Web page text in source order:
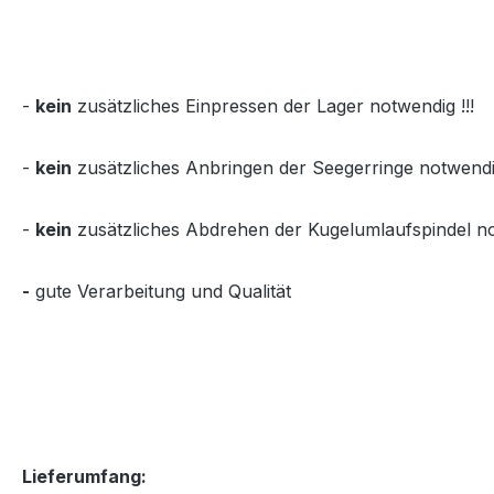
- kein zusätzliches Einpressen der Lager notwendig !!!
- kein zusätzliches Anbringen der Seegerringe
- kein zusätzliches Abdrehen der Kugelumlaufspindel
- gute Verarbeitung und Qualität
Lieferumfang: